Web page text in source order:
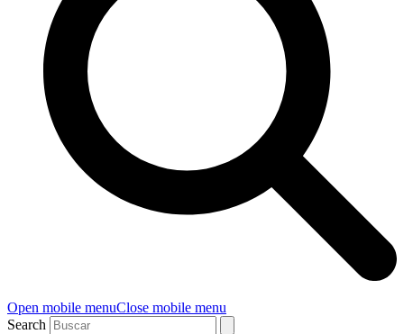
Open mobile menuClose mobile menu
Search